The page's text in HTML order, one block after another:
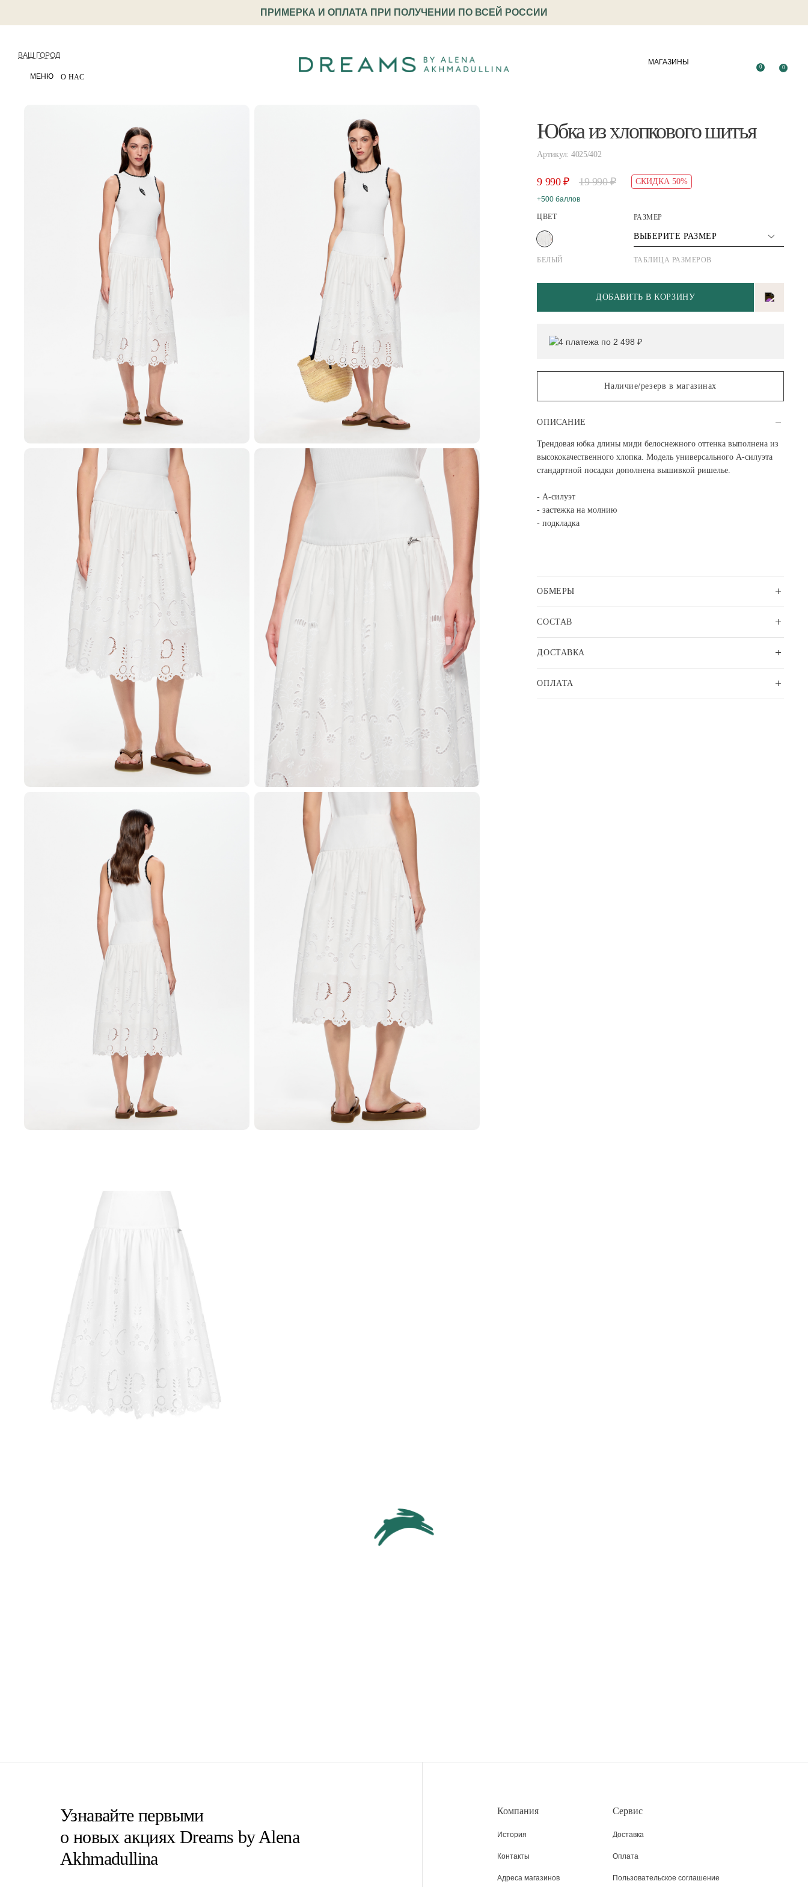
ПРИМЕРКА И ОПЛАТА ПРИ ПОЛУЧЕНИИ ПО ВСЕЙ РОССИИ
ВАШ ГОРОД
МЕНЮ О НАС
МАГАЗИНЫ
0 0
Юбка из хлопкового шитья
Артикул: 4025/402
9 990 ₽ 19 990 ₽ СКИДКА 50%
+500 баллов
ЦВЕТ
БЕЛЫЙ
РАЗМЕР
ВЫБЕРИТЕ РАЗМЕР
ТАБЛИЦА РАЗМЕРОВ
ДОБАВИТЬ В КОРЗИНУ
4 платежа по 2 498 ₽
Наличие/резерв в магазинах
ОПИСАНИЕ
Трендовая юбка длины миди белоснежного оттенка выполнена из
высококачественного хлопка. Модель универсального А-силуэта
стандартной посадки дополнена вышивкой ришелье.
- А-силуэт
- застежка на молнию
- подкладка
ОБМЕРЫ
СОСТАВ
ДОСТАВКА
ОПЛАТА
Узнавайте первыми
о новых акциях Dreams by Alena
Akhmadullina
Компания
История
Контакты
Адреса магазинов
Сервис
Доставка
Оплата
Пользовательское соглашение